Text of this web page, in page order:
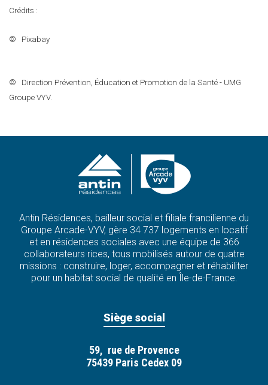
Crédits :
© Pixabay
©
Direction Prévention, Éducation et Promotion de la Santé - UMG
Groupe VYV.
Antin Résidences, bailleur social et filiale francilienne du
Groupe Arcade-VYV, gère 34 737 logements en locatif
et en résidences sociales avec une équipe de 366
collaborateurs·rices, tous mobilisés autour de quatre
missions : construire, loger, accompagner et réhabiliter
pour un habitat social de qualité en Île-de-France.
Siège social
59, rue de Provence
75439 Paris Cedex 09